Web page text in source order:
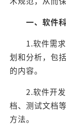
一、软件科
1.软件需求
划和分析，包
的内容。
2.软件开发
档、测试文档
方法。